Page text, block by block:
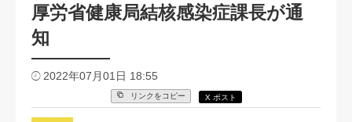
厚労省健康局結核感染症課長が通
知
2022年07月01日 18:55
リンクをコピー X ポスト